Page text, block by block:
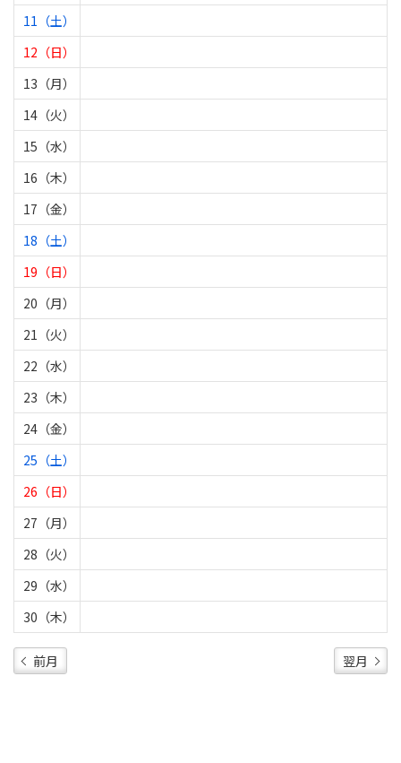
11（土）
12（日）
13（月）
14（火）
15（水）
16（木）
17（金）
18（土）
19（日）
20（月）
21（火）
22（水）
23（木）
24（金）
25（土）
26（日）
27（月）
28（火）
29（水）
30（木）
前月 翌月